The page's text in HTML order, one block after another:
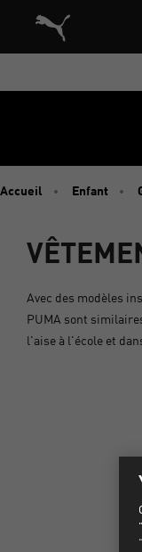
Architecture de
Accueil Enfant
Avec des modèles
PUMA sont
l'aise à l'école et